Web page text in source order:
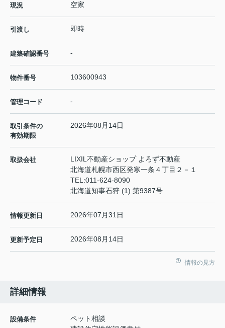
現況 空家
引渡し 即時
建築確認番号 -
物件番号 103600943
管理コード -
取引条件の
有効期限
2026年08月14日
取扱会社
LIXIL不動産ショップ よろず不動産
北海道札幌市西区発寒一条４丁目２－１
TEL:011-624-8090
北海道知事石狩 (1) 第9387号
情報更新日 2026年07月31日
更新予定日 2026年08月14日
情報の見方
詳細情報
設備条件
ペット相談